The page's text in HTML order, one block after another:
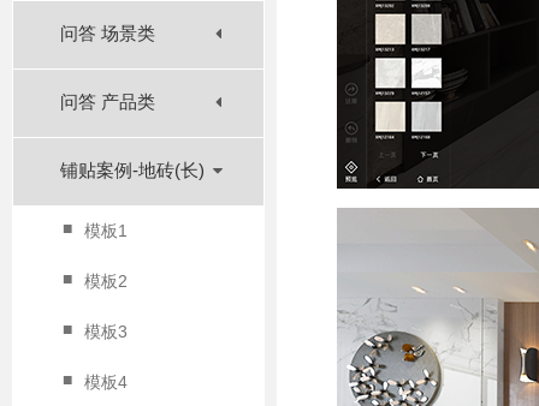
问答 场景类
问答 产品类
铺贴案例-地砖(长)
■ 模板1
■ 模板2
■ 模板3
■ 模板4